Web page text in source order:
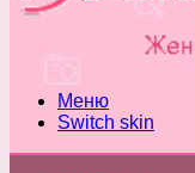
Меню
Switch skin